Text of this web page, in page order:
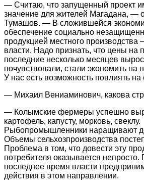
— Считаю, что запущенный проект
значение для жителей Магадана, —
Тумашов. — В сложившейся
обеспечение социально
продукцией местного
власти. Надо признать, что цены на
последние несколько месяцев
почувствовали, стали экономить на
У нас есть возможность повлиять на
— Михаил Вениаминович, какова
— Колымские фермеры успешно
картофель, капусту, морковь, свеклу.
Рыбопромышленники наращивают
Объемы сельхозпроизводства
Проблема в том, что довести эту
потребителя оказывается непросто.
последнее время власти
действия в этом направлении.